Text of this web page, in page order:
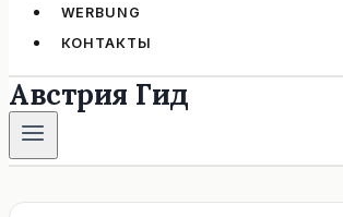
WERBUNG
КОНТАКТЫ
Австрия Гид